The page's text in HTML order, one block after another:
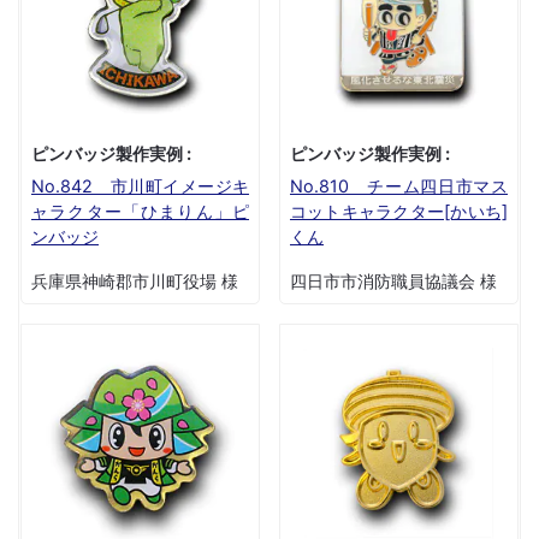
ピンバッジ製作実例 :
No.842 市川町イメージキ
ャラクター「ひまりん」ピ
ンバッジ
兵庫県神崎郡市川町役場 様
ピンバッジ製作実例 :
No.810 チーム四日市マス
コットキャラクター[かいち]
くん
四日市市消防職員協議会 様